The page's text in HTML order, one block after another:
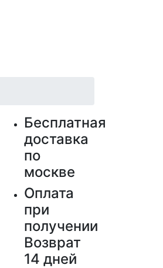
Бесплатная
доставка
по
москве
Оплата
при
получении
Возврат
14 дней